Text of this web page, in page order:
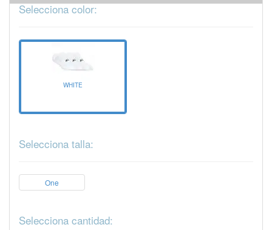
Selecciona color:
WHITE
Selecciona talla:
One
Selecciona cantidad: